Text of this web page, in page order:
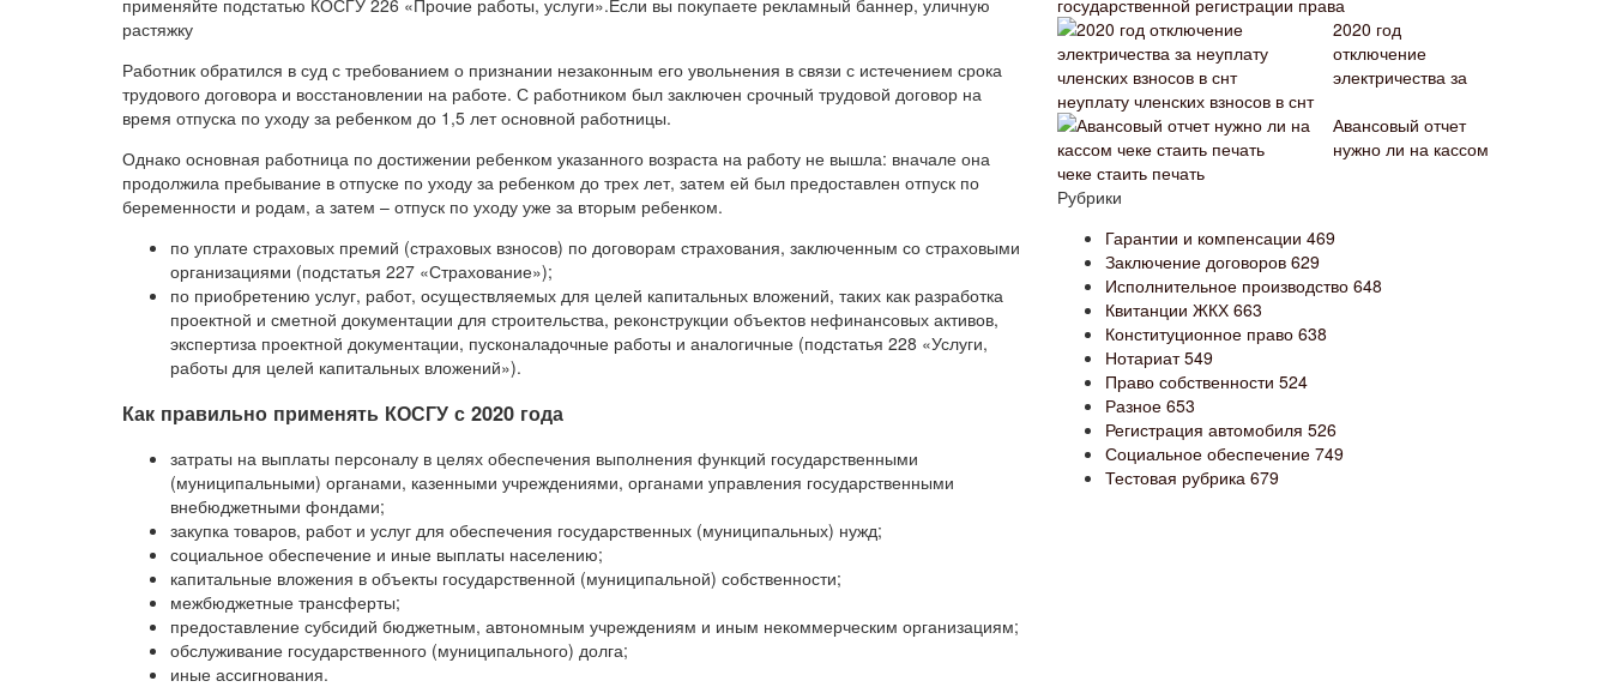
применяйте подстатью КОСГУ 226 «Прочие работы, услуги».Если вы покупаете рекламный баннер, уличную
растяжку
Работник обратился в суд с требованием о признании незаконным его увольнения в связи с истечением срока
трудового договора и восстановлении на работе. С работником был заключен срочный трудовой договор на
время отпуска по уходу за ребенком до 1,5 лет основной работницы.
Однако основная работница по достижении ребенком указанного возраста на работу не вышла: вначале она
продолжила пребывание в отпуске по уходу за ребенком до трех лет, затем ей был предоставлен отпуск по
беременности и родам, а затем – отпуск по уходу уже за вторым ребенком.
по уплате страховых премий (страховых взносов) по договорам страхования, заключенным со страховыми
организациями (подстатья 227 «Страхование»);
по приобретению услуг, работ, осуществляемых для целей капитальных вложений, таких как разработка
проектной и сметной документации для строительства, реконструкции объектов нефинансовых активов,
экспертиза проектной документации, пусконаладочные работы и аналогичные (подстатья 228 «Услуги,
работы для целей капитальных вложений»).
Как правильно применять КОСГУ с 2020 года
затраты на выплаты персоналу в целях обеспечения выполнения функций государственными
(муниципальными) органами, казенными учреждениями, органами управления государственными
внебюджетными фондами;
закупка товаров, работ и услуг для обеспечения государственных (муниципальных) нужд;
социальное обеспечение и иные выплаты населению;
капитальные вложения в объекты государственной (муниципальной) собственности;
межбюджетные трансферты;
предоставление субсидий бюджетным, автономным учреждениям и иным некоммерческим организациям;
обслуживание государственного (муниципального) долга;
иные ассигнования.
государственной регистрации права
2020 год
отключение
электричества за
неуплату членских взносов в снт
Авансовый отчет
нужно ли на кассом
чеке стаить печать
Рубрики
Гарантии и компенсации 469
Заключение договоров 629
Исполнительное производство 648
Квитанции ЖКХ 663
Конституционное право 638
Нотариат549
Право собственности 524
Разное 653
Регистрация автомобиля 526
Социальное обеспечение 749
Тестовая рубрика 679